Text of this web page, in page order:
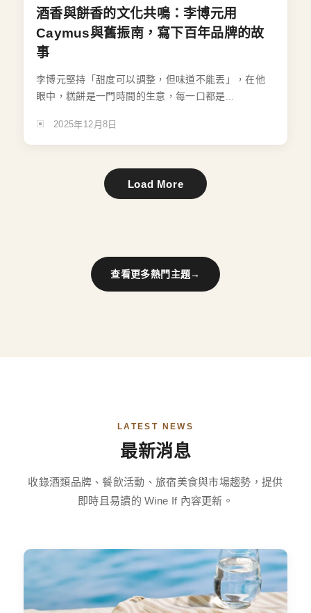
酒香與餅香的文化共鳴：李博元用
Caymus與舊振南，寫下百年品牌的故
事
李博元堅持「甜度可以調整，但味道不能丟」，在他
眼中，糕餅是一門時間的生意，每一口都是...
2025年12月8日
Load More
查看更多熱門主題→
LATEST NEWS
最新消息
收錄酒類品牌、餐飲活動、旅宿美食與市場趨勢，提供
即時且易讀的 Wine If 內容更新。